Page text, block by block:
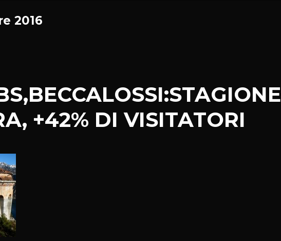
2016
+42% DI VISITATORI